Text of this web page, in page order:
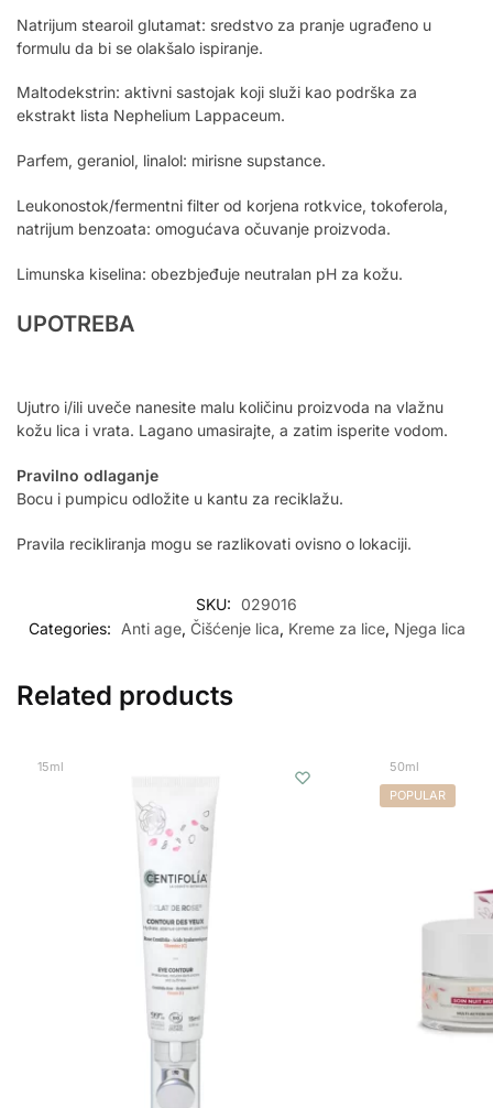
Natrijum stearoil glutamat: sredstvo za pranje ugrađeno u
formulu da bi se olakšalo ispiranje.
Maltodekstrin: aktivni sastojak koji služi kao podrška za
ekstrakt lista Nephelium Lappaceum.
Parfem, geraniol, linalol: mirisne supstance.
Leukonostok/fermentni filter od korjena rotkvice, tokoferola,
natrijum benzoata: omogućava očuvanje proizvoda.
Limunska kiselina: obezbjeđuje neutralan pH za kožu.
UPOTREBA
Ujutro i/ili uveče nanesite malu količinu proizvoda na vlažnu
kožu lica i vrata. Lagano umasirajte, a zatim isperite vodom.
Pravilno odlaganje
Bocu i pumpicu odložite u kantu za reciklažu.
Pravila recikliranja mogu se razlikovati ovisno o lokaciji.
SKU: 029016
Categories:
Anti age, Čišćenje lica, Kreme za lice, Njega lica
Related products
15ml
50ml
POPULAR